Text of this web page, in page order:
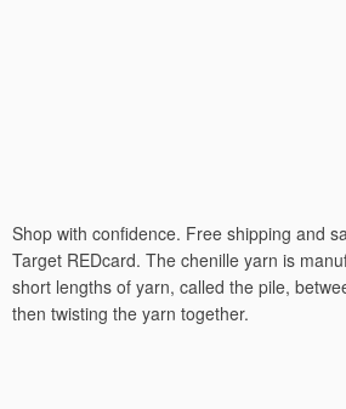
Shop with confidence. Free shipping and
Target REDcard. The chenille yarn is
short lengths of yarn, called the pile,
then twisting the yarn together.